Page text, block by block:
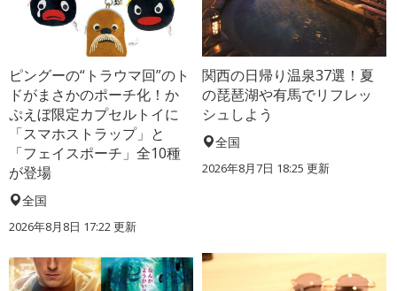
ピングーの“トラウマ回”のト
ドがまさかのポーチ化！か
ぷえぼ限定カプセルトイに
「スマホストラップ」と
「フェイスポーチ」全10種
が登場
全国
2026年8月8日 17:22更新
関西の日帰り温泉37選！夏
の琵琶湖や有馬でリフレッ
シュしよう
全国
2026年8月7日 18:25 更新